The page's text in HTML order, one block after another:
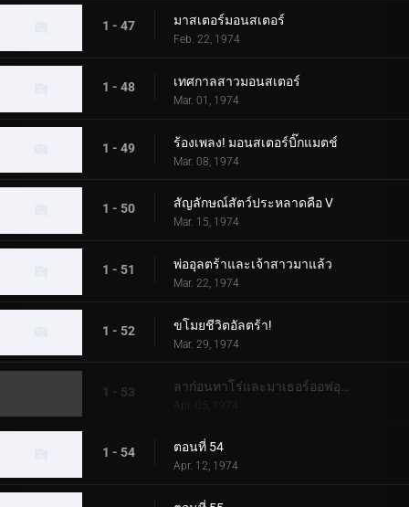
1 - 47 มาสเตอร์มอนสเตอร์
Feb. 22, 1974
1 - 48 เทศกาลสาวมอนสเตอร์
Mar. 01, 1974
1 - 49 ร้องเพลง! มอนสเตอร์บิ๊กแมตช์
Mar. 08, 1974
1 - 50 สัญลักษณ์สัตว์ประหลาดคือ V
Mar. 15, 1974
1 - 51 พ่ออุลตร้าและเจ้าสาวมาแล้ว
Mar. 22, 1974
1 - 52 ขโมยชีวิตอัลตร้า!
Mar. 29, 1974
1 - 53
Apr. 05, 1974
1 - 54 ตอนที่ 54
Apr. 12, 1974